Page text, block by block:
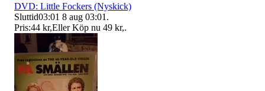
DVD: Little Fockers (Nyskick)
Sluttid03:01 8 aug 03:01 .
Pris:44 kr,Eller Köp nu 49 kr,.